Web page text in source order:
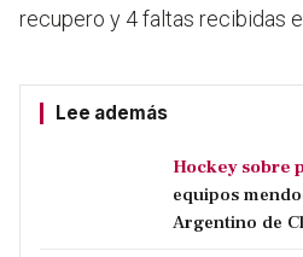
recupero y 4 faltas recibidas
Lee además
Hockey sobre
equipos
Argentino de